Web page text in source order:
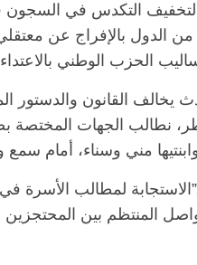
لتخفيف التكدس في السجون
من الدول بالإفراج عن
الحزب الوطني بالاعتداء
القانون والدستور
نطالب الجهات
مني وسناء، أمام
لمطالب
المنتظم بين